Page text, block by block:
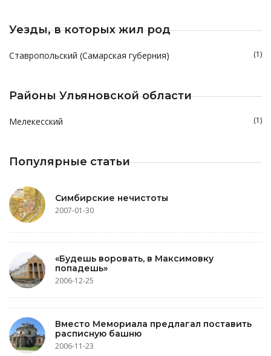
Уезды, в которых жил род
Ставропольский (Самарская губерния) (1)
Районы Ульяновской области
Мелекесский (1)
Популярные статьи
Симбирские нечистоты
2007-01-30
«Будешь воровать, в Максимовку
попадешь»
2006-12-25
Вместо Мемориала предлагал поставить
расписную башню
2006-11-23